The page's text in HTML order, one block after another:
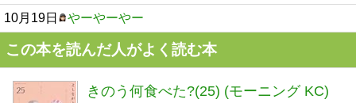
10月19日 やーやーやー
この本を読んだ人がよく読む本
きのう何食べた?(25) (モーニング KC)